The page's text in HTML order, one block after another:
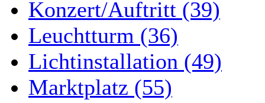
Konzert/Auftritt (39)
Leuchtturm (36)
Lichtinstallation (49)
Marktplatz (55)